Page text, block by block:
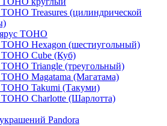
Treasures (цилиндрической
TOHO
TOHO Hexagon (шестиугольный)
TOHO Cube (Куб)
Triangle (треугольный)
Magatama (Магатама)
TOHO Takumi (Такуми)
TOHO Charlotte (Шарлотта)
Pandora